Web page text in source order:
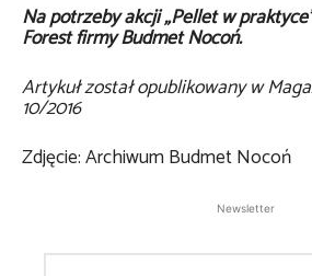
Na potrzeby akcji „Pellet w
Forest firmy Budmet Nocoń.
Artykuł został opublikowany w
10/2016
Zdjęcie: Archiwum Budmet Nocoń
Newsletter